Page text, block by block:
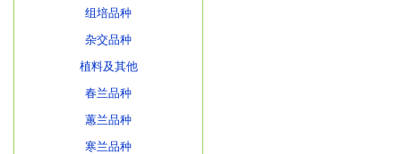
组培品种
杂交品种
植料及其他
春兰品种
蕙兰品种
寒兰品种